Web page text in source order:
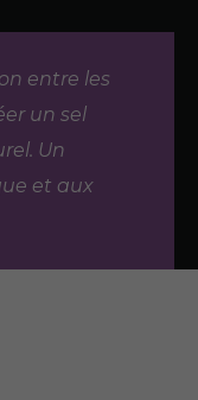
entre les
un sel
Un
et aux